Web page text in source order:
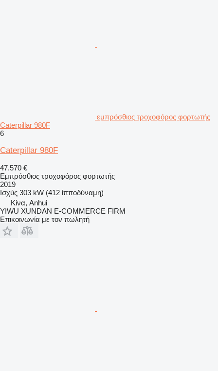
εμπρόσθιος τροχοφόρος φορτωτής
Caterpillar 980F
6
Caterpillar 980F
47.570 €
Εμπρόσθιος τροχοφόρος φορτωτής
2019
Ισχύς 303 kW (412 ίπποδύναμη)
Κίνα, Anhui
YIWU XUNDAN E-COMMERCE FIRM
Επικοινωνία με τον πωλητή